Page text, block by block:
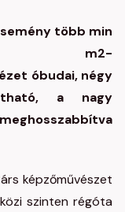
több min
óbudai, négy
a nagy
képzőművészet
szinten régóta